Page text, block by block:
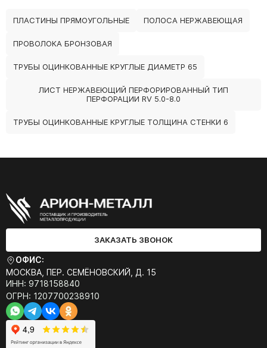
ПЛАСТИНЫ ПРЯМОУГОЛЬНЫЕ ПОЛОСА НЕРЖАВЕЮЩАЯ
ПРОВОЛОКА БРОНЗОВАЯ
ТРУБЫ ОЦИНКОВАННЫЕ КРУГЛЫЕ ДИАМЕТР 65
ЛИСТ НЕРЖАВЕЮЩИЙ ПЕРФОРИРОВАННЫЙ ТИП
ПЕРФОРАЦИИ RV 5.0-8.0
ТРУБЫ ОЦИНКОВАННЫЕ КРУГЛЫЕ ТОЛЩИНА СТЕНКИ 6
ЗАКАЗАТЬ ЗВОНОК
ОФИС:
МОСКВА, ПЕР. СЕМЁНОВСКИЙ, Д. 15
ИНН: 9718158840
ОГРН: 1207700238910